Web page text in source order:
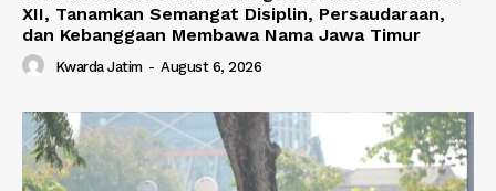
XII, Tanamkan Semangat Disiplin, Persaudaraan,
dan Kebanggaan Membawa Nama Jawa Timur
Kwarda Jatim - August 6, 2026